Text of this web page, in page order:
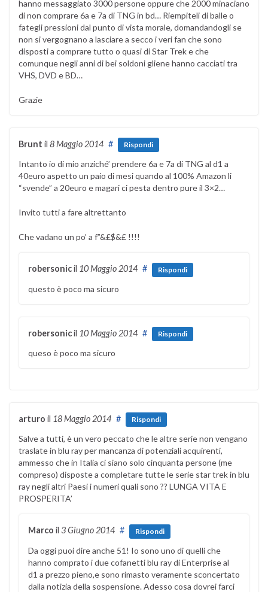
hanno messaggiato 3000 persone oppure che 2000 minaciano
di non comprare 6a e 7a di TNG in bd… Riempiteli di balle o
fategli pressioni dal punto di vista morale, domandandogli se
non si vergognano a lasciare a secco i veri fan che sono
disposti a comprare tutto o quasi di Star Trek e che
comunque negli anni di bei soldoni gliene hanno cacciati tra
VHS, DVD e BD…
Grazie
Brunt il 8 Maggio 2014 # Rispondi
Intanto io di mio anziché’ prendere 6a e 7a di TNG al d1 a
40euro aspetto un paio di mesi quando al 100% Amazon li
“svende” a 20euro e magari ci pesta dentro pure il 3×2…
Invito tutti a fare altrettanto
Che vadano un po’ a f”&£$&£ !!!!
robersonicil 10 Maggio 2014 # Rispondi
questo è poco ma sicuro
robersonicil 10 Maggio 2014 # Rispondi
queso è poco ma sicuro
arturo il 18 Maggio 2014 # Rispondi
Salve a tutti, è un vero peccato che le altre serie non vengano
traslate in blu ray per mancanza di potenziali acquirenti,
ammesso che in Italia ci siano solo cinquanta persone (me
compreso) disposte a completare tutte le serie star trek in blu
ray negli altri Paesi i numeri quali sono ?? LUNGA VITA E
PROSPERITA’
Marco il 3 Giugno 2014 # Rispondi
Da oggi puoi dire anche 51! Io sono uno di quelli che
hanno comprato i due cofanetti blu ray di Enterprise al
d1 a prezzo pieno,e sono rimasto veramente sconcertato
dalla notizia della sospensione. Adesso cosa dovrei farci